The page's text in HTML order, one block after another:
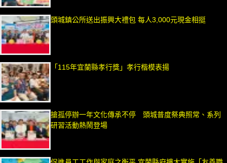
頭城鎮公所送出振興大禮包 每人3,000元現金相挺
「115年宜蘭縣孝行獎」孝行楷模表揚
搶孤停辦一年文化傳承不停 頭城普度祭典照常、系列
研習活動熱鬧登場